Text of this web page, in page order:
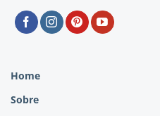
Home
Sobre